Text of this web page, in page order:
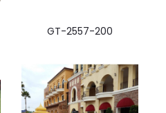
GT-2557-200